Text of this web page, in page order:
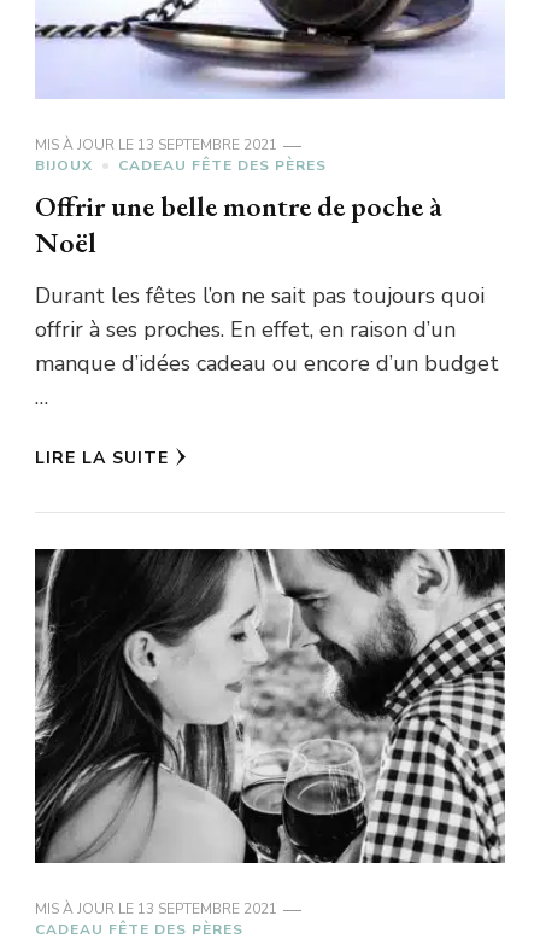
MIS À JOUR LE 13 SEPTEMBRE 2021
BIJOUX
CADEAU FÊTE DES PÈRES
Offrir une belle montre de poche à
Noël
Durant les fêtes l’on ne sait pas toujours quoi
offrir à ses proches. En effet, en raison d’un
manque d’idées cadeau ou encore d’un budget
…
LIRE LA SUITE
MIS À JOUR LE 13 SEPTEMBRE 2021
CADEAU FÊTE DES PÈRES